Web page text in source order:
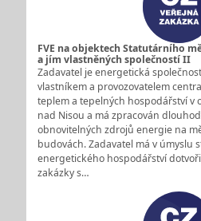
FVE na objektech Statutárního
a jím vlastněných společností II
Zadavatel je energetická
vlastníkem a provozovatelem
teplem a tepelných hospodářství v
nad Nisou a má zpracován
obnovitelných zdrojů energie na
budovách. Zadavatel má v úmyslu
energetického hospodářství
zakázky s…